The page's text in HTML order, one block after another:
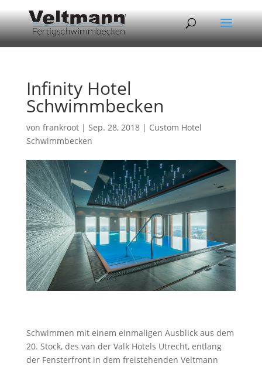
Infinity Hotel
Schwimmbecken
von frankroot| Sep. 28, 2018| Custom Hotel
Schwimmbecken
Schwimmen mit einem einmaligen Ausblick aus dem
20. Stock, des van der Valk Hotels Utrecht, entlang
der Fensterfront in dem freistehenden Veltmann